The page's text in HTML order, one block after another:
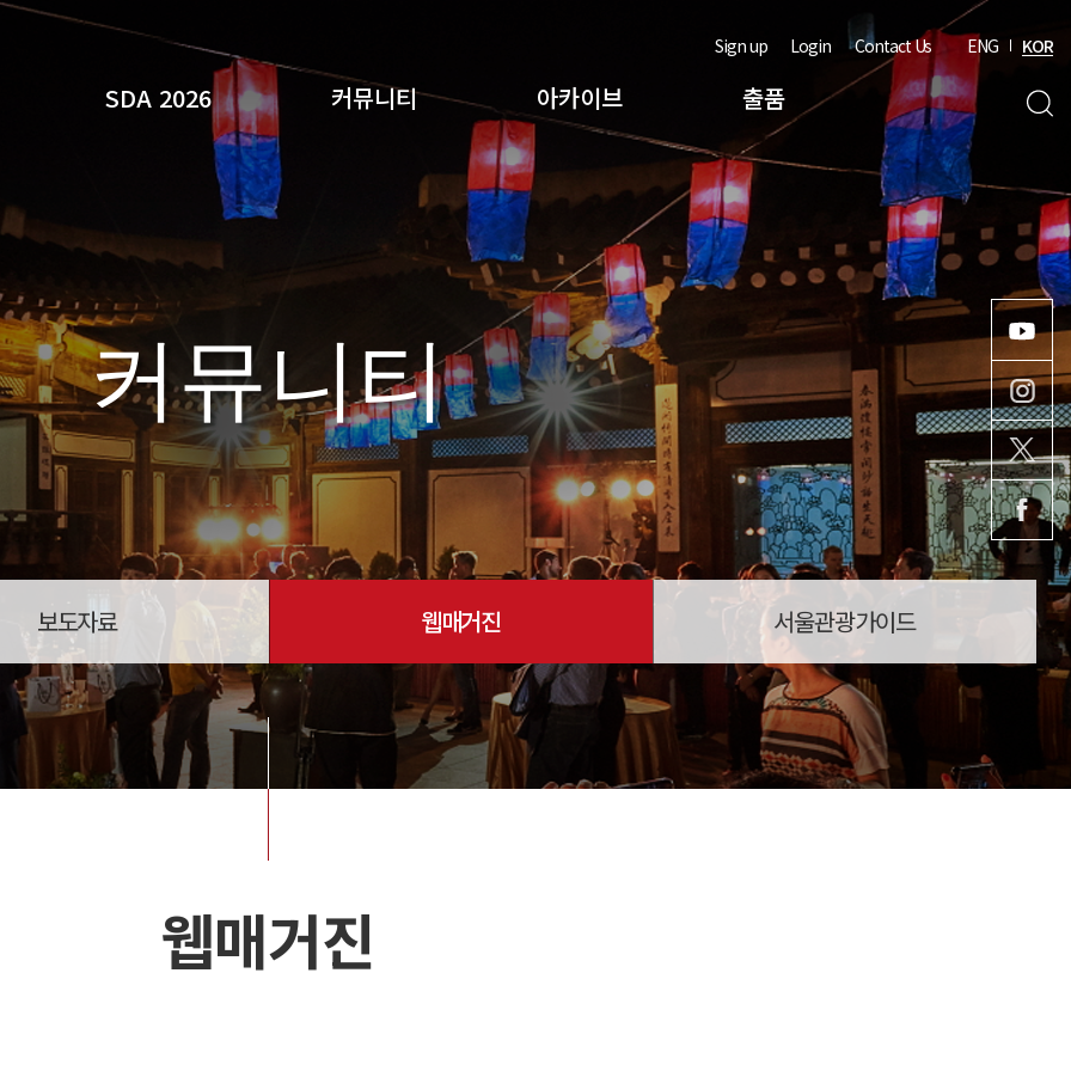
SDA 2026 커뮤니티 아카이브 출품
Sign up Login Contact Us ENG KOR
검색
커뮤니티
보도자료 웹매거진 서울관광가이드
웹매거진